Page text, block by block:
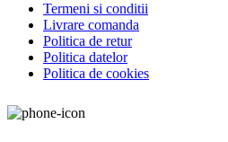
Termeni si conditii
Livrare comanda
Politica de retur
Politica datelor
Politica de cookies